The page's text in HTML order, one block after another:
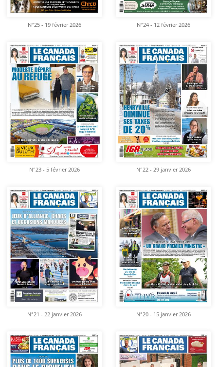
N°25 - 19 février 2026 N°24 - 12 février 2026
N°23 - 5 février 2026 N°22 - 29 janvier 2026
N°21 - 22 janvier 2026 N°20 - 15 janvier 2026